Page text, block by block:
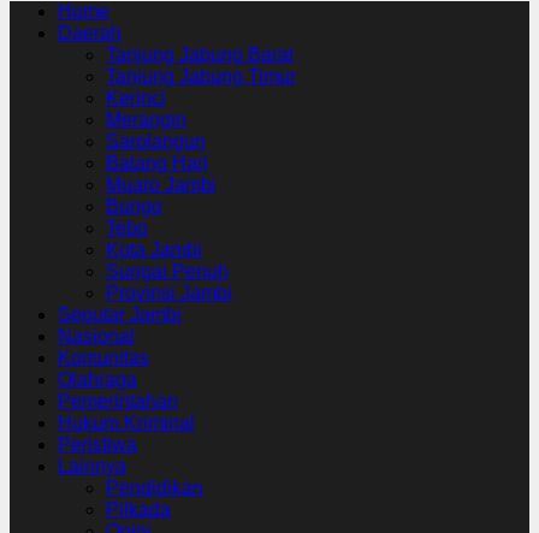
Home
Daerah
Tanjung Jabung Barat
Tanjung Jabung Timur
Kerinci
Merangin
Sarolangun
Batang Hari
Muaro Jambi
Bungo
Tebo
Kota Jambi
Sungai Penuh
Provinsi Jambi
Seputar Jambi
Nasional
Komunitas
Olahraga
Pemerintahan
Hukum Kriminal
Peristiwa
Lainnya
Pendidikan
Pilkada